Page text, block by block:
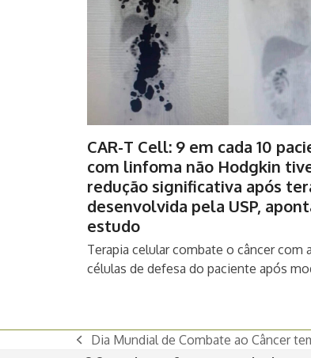
CAR-T Cell: 9 em cada 10
com linfoma não Hodgkin
redução significativa após
desenvolvida pela USP,
estudo
Terapia celular combate o câncer com
células de defesa do paciente após
previous
Dia Mundial de Combate ao Câncer